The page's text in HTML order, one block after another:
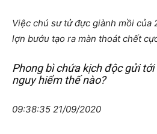
Việc chú sư tử đực giành mồi của
lợn bướu tạo ra màn thoát chết
Phong bì chứa kịch độc gửi tới
nguy hiểm thế nào?
09:38:35 21/09/2020